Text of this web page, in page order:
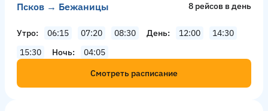
Псков → Бежаницы 8 рейсов в день
Утро 06:15 07:20 08:30 День 12:00
14:30
15:30
Ночь
04:05
Смотреть расписание